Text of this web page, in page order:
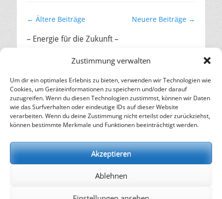
Zustimmung verwalten
Um dir ein optimales Erlebnis zu bieten, verwenden wir Technologien wie
Cookies, um Geräteinformationen zu speichern und/oder darauf
zuzugreifen. Wenn du diesen Technologien zustimmst, können wir Daten
wie das Surfverhalten oder eindeutige IDs auf dieser Website
verarbeiten. Wenn du deine Zustimmung nicht erteilst oder zurückziehst,
können bestimmte Merkmale und Funktionen beeinträchtigt werden.
Akzeptieren
Ablehnen
Beitragsnavigation
← Ältere Beiträge Neuere Beiträge →
– Energie für die Zukunft –
Nachhaltigkeit, Kreislaufwirtschaft,
kontakt |impressum|datenschutz